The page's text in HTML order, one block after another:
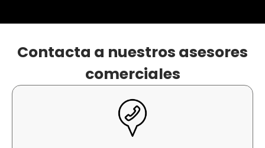
Contacta a nuestros asesores
comerciales